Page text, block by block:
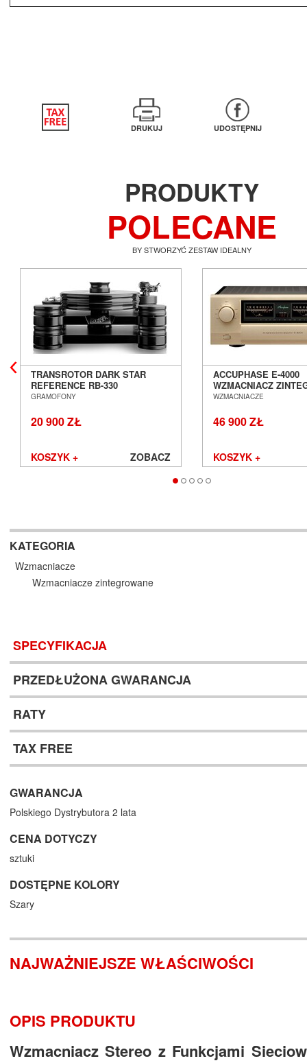
DRUKUJ UDOSTĘPNIJ
PRODUKTY
POLECANE
BY STWORZYĆ ZESTAW IDEALNY
TRANSROTOR DARK STAR
REFERENCE RB-330
GRAMOFON ANALOGOWY
GRAMOFONY
20 900 ZŁ
KOSZYK + ZOBACZ
ACCUPHASE E-4000
WZMACNIACZ
SALON POZNAŃ
WZMACNIACZE
46 900 ZŁ
KOSZYK +
KATEGORIA
Wzmacniacze
Wzmacniacze zintegrowane
SPECYFIKACJA
PRZEDŁUŻONA GWARANCJA
RATY
TAX FREE
GWARANCJA
Polskiego Dystrybutora 2 lata
CENA DOTYCZY
sztuki
DOSTĘPNE KOLORY
Szary
NAJWAŻNIEJSZE WŁAŚCIWOŚCI
OPIS PRODUKTU
Wzmacniacz Stereo z Funkcjami